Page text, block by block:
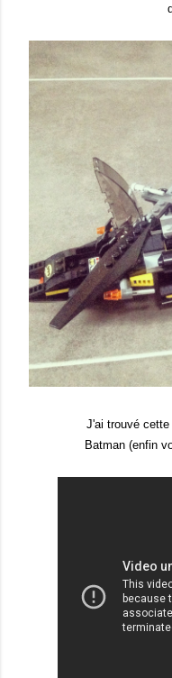
J'ai trouvé
Batman (enfin